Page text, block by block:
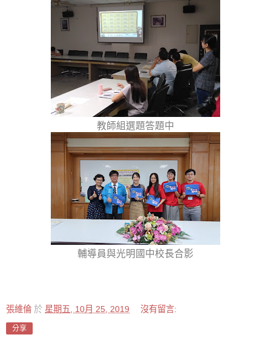
教師組選題答題中
輔導員與光明國中校長合影
張維倫 於 星期五, 10月 25, 2019 沒有留言:
分享